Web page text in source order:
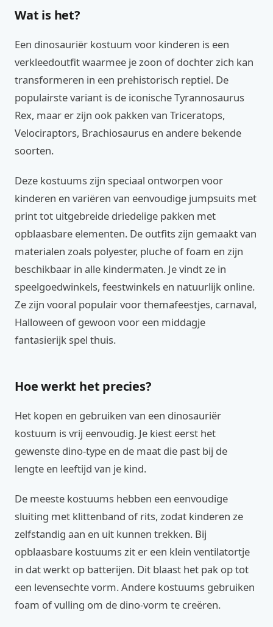
Wat is het?
Een dinosauriër kostuum voor kinderen is een
verkleedoutfit waarmee je zoon of dochter zich kan
transformeren in een prehistorisch reptiel. De
populairste variant is de iconische Tyrannosaurus
Rex, maar er zijn ook pakken van Triceratops,
Velociraptors, Brachiosaurus en andere bekende
soorten.
Deze kostuums zijn speciaal ontworpen voor
kinderen en variëren van eenvoudige jumpsuits met
print tot uitgebreide driedelige pakken met
opblaasbare elementen. De outfits zijn gemaakt van
materialen zoals polyester, pluche of foam en zijn
beschikbaar in alle kindermaten. Je vindt ze in
speelgoedwinkels, feestwinkels en natuurlijk online.
Ze zijn vooral populair voor themafeestjes, carnaval,
Halloween of gewoon voor een middagje
fantasierijk spel thuis.
Hoe werkt het precies?
Het kopen en gebruiken van een dinosauriër
kostuum is vrij eenvoudig. Je kiest eerst het
gewenste dino-type en de maat die past bij de
lengte en leeftijd van je kind.
De meeste kostuums hebben een eenvoudige
sluiting met klittenband of rits, zodat kinderen ze
zelfstandig aan en uit kunnen trekken. Bij
opblaasbare kostuums zit er een klein ventilatortje
in dat werkt op batterijen. Dit blaast het pak op tot
een levensechte vorm. Andere kostuums gebruiken
foam of vulling om de dino-vorm te creëren.